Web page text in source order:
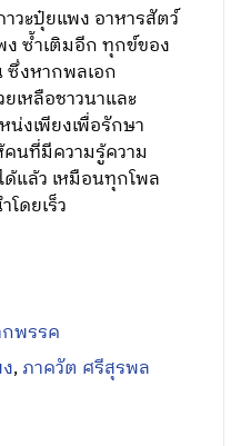
าวะปุ๋ยแพง อาหารสัตว์
ซ้ำเติมอีก ทุกข์ของ
งหากพลเอก
เหลือชาวนาและ
งเพียงเพื่อรักษา
คนที่มีความรู้ความ
ด้แล้ว เหมือนทุกโพล
ดยเร็ว
กพรรค
,ภาควัต ศรีสุรพล